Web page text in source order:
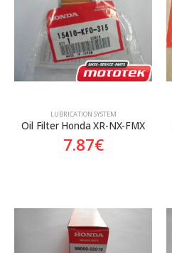
LUBRICATION SYSTEM
Oil Filter Honda XR-NX-FMX
7.87€